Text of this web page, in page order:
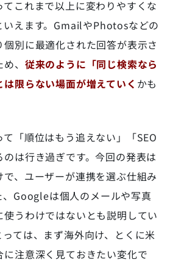
これまで以上に変わりやすくな
いえます。GmailやPhotosなどの
別に最適化された回答が表示さ
、 従来のように「同じ検索なら
限らない場面が増えていく かも
「順位はもう追えない」「SEO
は行き過ぎです。今回の発表は
、ユーザーが連携を選ぶ仕組み
、Googleは個人のメールや写真
うわけではないとも説明してい
ては、まず海外向け、とくに米
注意深く見ておきたい変化で